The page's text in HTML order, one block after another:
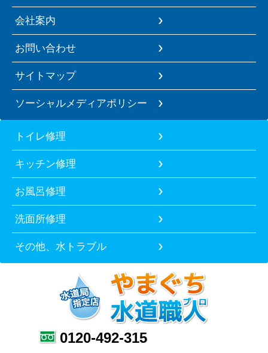
会社案内
お問い合わせ
サイトマップ
ソーシャルメディアポリシー
トイレ修理
キッチン修理
お風呂修理
洗面所修理
その他、水トラブル
0120-492-315